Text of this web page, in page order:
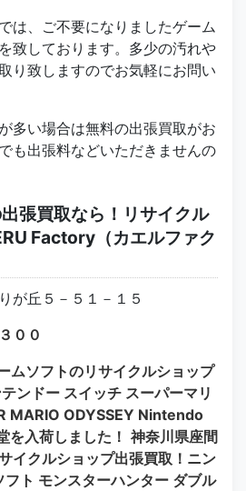
は、ご不要になりましたゲーム
致しております。多少の汚れや
り致しますのでお気軽にお問い
多い場合は無料の出張買取がお
も出張料などいただきませんの
張買取なら！リサイクル
Factory（カエルファク
が丘５－５１－１５
００
ムソフトのリサイクルショップ
ンドー スイッチ スーパーマリ
MARIO ODYSSEY Nintendo
入荷しました！ 神奈川県座間
イクルショップ出張買取！ニン
ト モンスターハンター ダブル